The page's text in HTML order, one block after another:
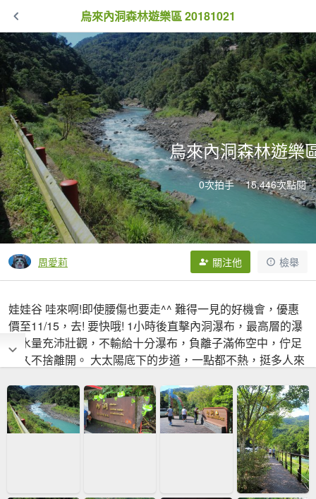
烏來內洞森林遊樂區 20181021
烏來內洞森林遊樂
0次拍手 15,446次點閱
周愛莉 關注他 檢舉
娃娃谷 哇來啊!即使腰傷也要走^^ 難得一見的好機會，優惠
價至11/15，去! 要快哦! 1小時後直擊內洞瀑布，最高層的瀑
布水量充沛壯觀，不輸給十分瀑布，負離子滿佈空中，佇足
良久不捨離開。 大太陽底下的步道，一點都不熱，挺多人來